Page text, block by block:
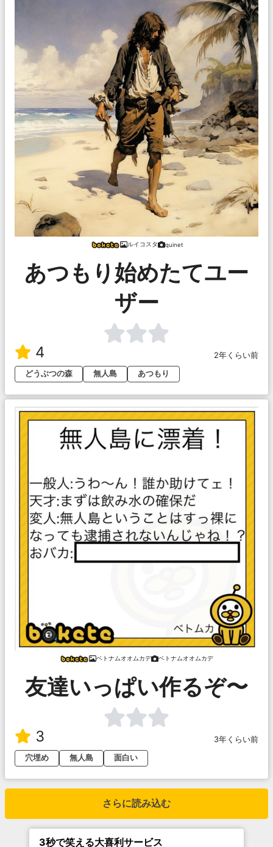
ルイコスタ quinet
あつもり始めたてユー
ザー
4
2年くらい前
どうぶつの森
無人島 あつもり
ベトナムオオムカデ ベトナムオオムカデ
友達いっぱい作るぞ〜
3
3年くらい前
穴埋め
無人島 面白い
さらに読み込む
3秒で笑える大喜利サービス